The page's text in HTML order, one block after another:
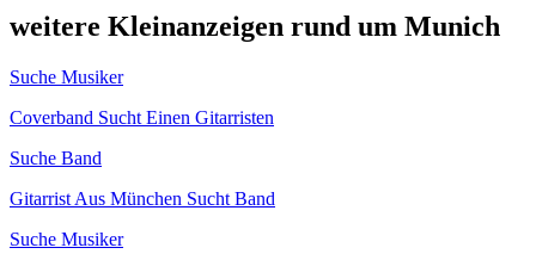
weitere Kleinanzeigen rund um Munich
Suche Musiker
Coverband Sucht Einen Gitarristen
Suche Band
Gitarrist Aus München Sucht Band
Suche Musiker